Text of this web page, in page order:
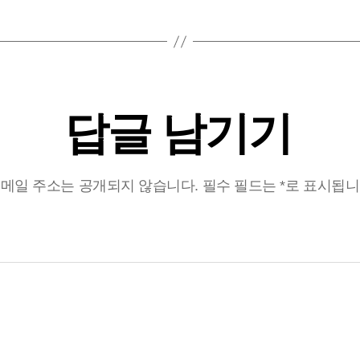
답글 남기기
일 주소는 공개되지 않습니다. 필수 필드는*로 표시됩